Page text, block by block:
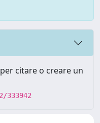
citare o creare un